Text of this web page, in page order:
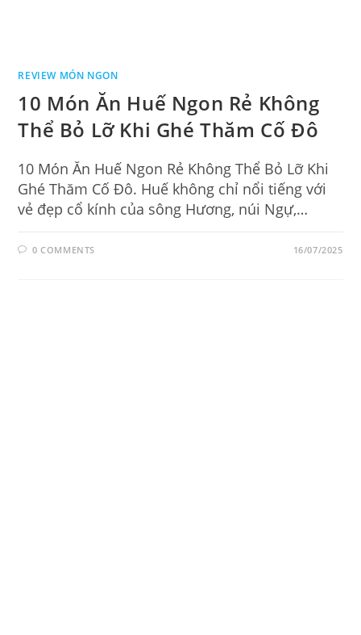
REVIEW MÓN NGON
10 Món Ăn Huế Ngon Rẻ Không
Thể Bỏ Lỡ Khi Ghé Thăm Cố Đô
10 Món Ăn Huế Ngon Rẻ Không Thể Bỏ Lỡ Khi
Ghé Thăm Cố Đô. Huế không chỉ nổi tiếng với
vẻ đẹp cổ kính của sông Hương, núi Ngự,…
0 COMMENTS 16/07/2025